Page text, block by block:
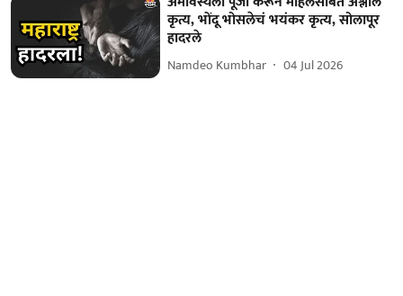
कृत्य, भोंदू भोसलेचं भयंकर कृत्य, सोलापूर
हादरले
Namdeo Kumbhar 04 Jul 2026